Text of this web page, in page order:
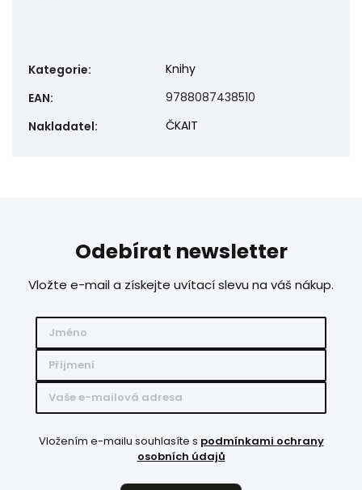
Kategorie:
Knihy
EAN:
9788087438510
Nakladatel: ČKAIT
Odebírat newsletter
Vložte e-mail a získejte uvítací slevu na váš nákup.
Vložením e-mailu souhlasíte s podmínkami ochrany
osobních údajů